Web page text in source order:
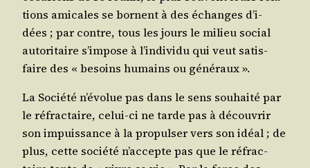
tions ami­cales se bornent à des échanges d’i­
dées ; par contre, tous les jours le milieu social
auto­ri­taire s’im­pose à l’in­di­vi­du qui veut satis­
faire des « besoins humains ou généraux ».
La Socié­té n’é­vo­lue pas dans le sens sou­hai­té par
le réfrac­taire, celui-ci ne tarde pas à décou­vrir
son impuis­sance à la pro­pul­ser vers son idéal ; de
plus, cette socié­té n’ac­cepte pas que le réfrac­